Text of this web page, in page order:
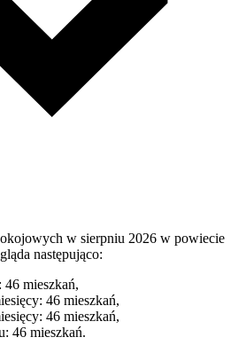
w sierpniu 2026 w powiecie
następująco:
mieszkań,
46 mieszkań,
46 mieszkań,
46 mieszkań.